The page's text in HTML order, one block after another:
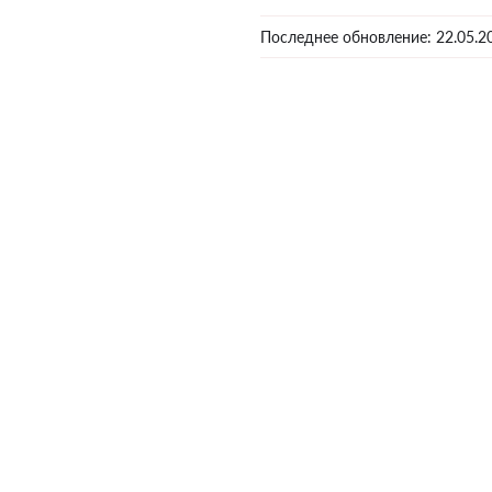
Последнее обновление: